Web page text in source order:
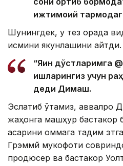
ижтимоий
Шунингдек, у тез орада
қисмини якунлашини айтди.
“Яқин дўстларимга
ишларингиз учун
деди Димаш.
Эслатиб ўтамиз, аввалроқ
жаҳонга машҳур бастакор
асарини оммага тақдим
Грэммй мукофоти
продюсер ва бастакор